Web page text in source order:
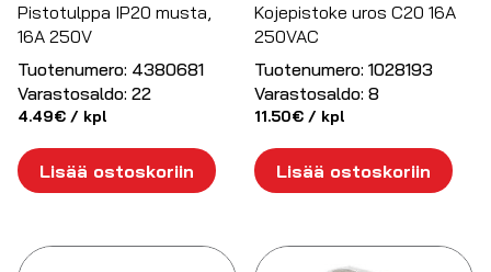
Pistotulppa IP20 musta,
16A 250V
Tuotenumero: 4380681
Varastosaldo: 22
4.49€ / kpl
Lisää ostoskoriin
Kojepistoke uros C20 16A
250VAC
Tuotenumero: 1028193
Varastosaldo: 8
11.50€ / kpl
Lisää ostoskoriin